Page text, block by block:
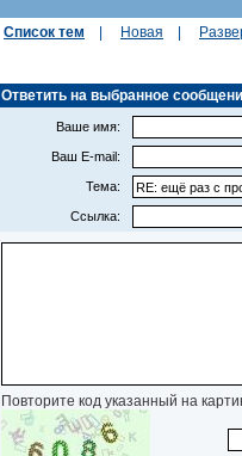
Список тем Новая
Ответить на выбранное
Ваше имя:
Ваш E-mail:
Тема:
Ссылка:
Повторите код указанный на